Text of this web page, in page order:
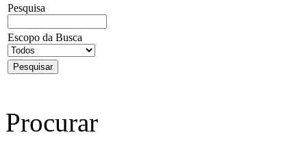
Pesquisa
Escopo da Busca
Procurar